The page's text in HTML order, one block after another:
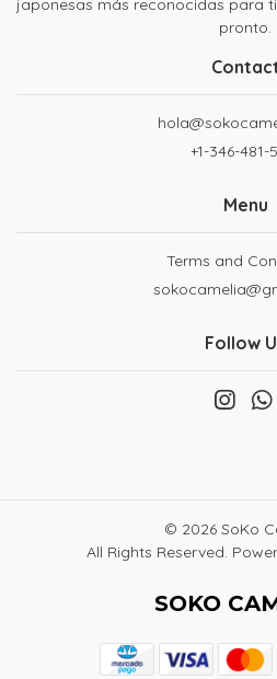
japonesas más reconocidas para
pronto.
+1-346-481-
Menu
Terms and
Follow
© 2026 SoKo
All Rights Reserved.
SOKO